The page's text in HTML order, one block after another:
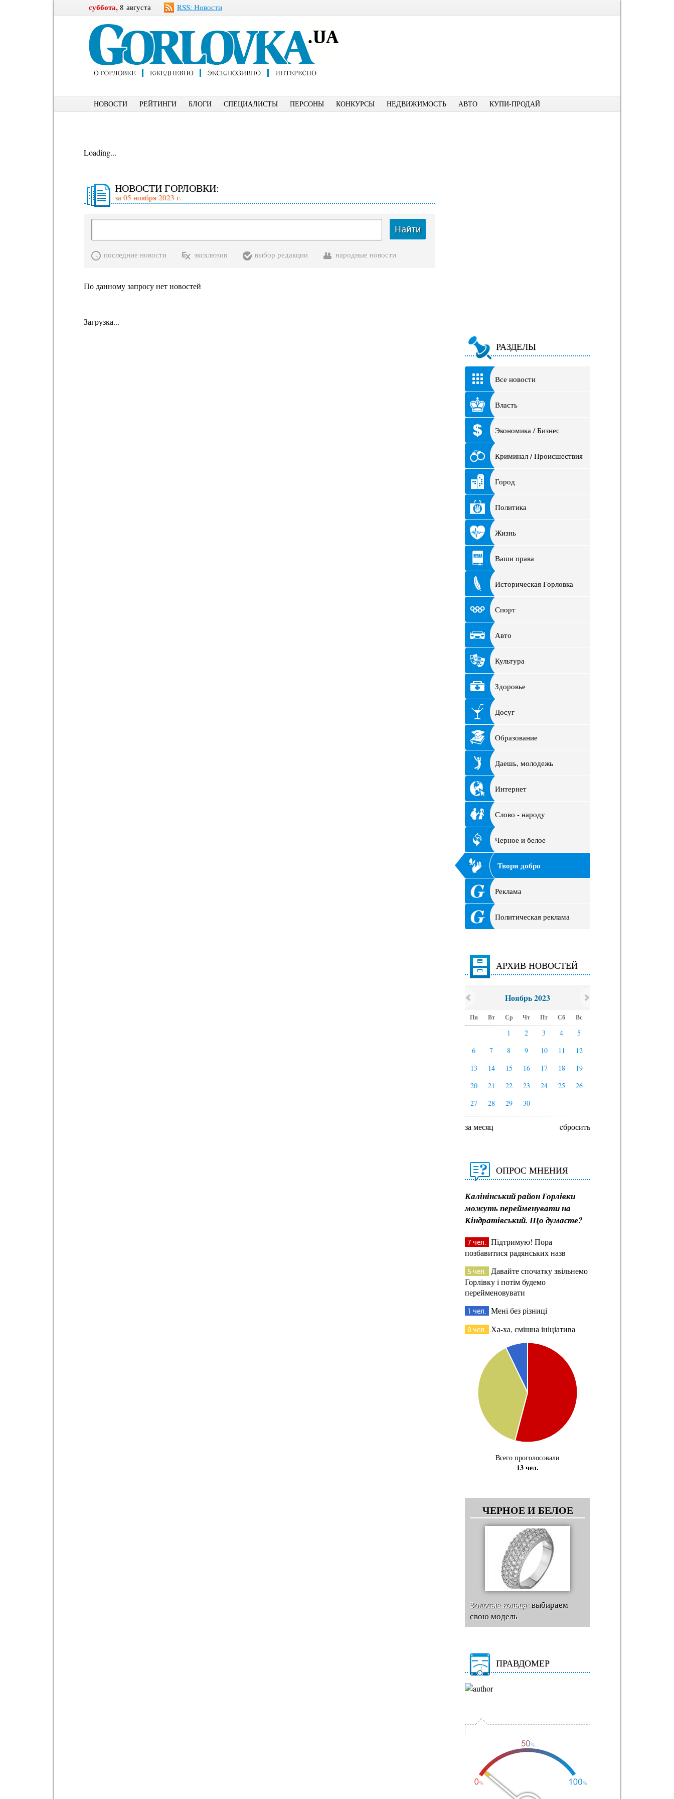
суббота, 8 августа RSS: Новости
НОВОСТИ РЕЙТИНГИ БЛОГИ СПЕЦИАЛИСТЫ ПЕРСОНЫ КОНКУРСЫ НЕДВИЖИМОСТЬ АВТО КУПИ-ПРОДАЙ
Loading...
НОВОСТИ ГОРЛОВКИ:
за 05 ноября 2023 г.
Найти
последние новости эксклюзив выбор редакции народные новости
По данному запросу нет новостей
Загрузка...
РАЗДЕЛЫ
Все новости
Власть
Экономика / Бизнес
Криминал / Происшествия
Город
Политика
Жизнь
Ваши права
Историческая Горловка
Спорт
Авто
Культура
Здоровье
Досуг
Образование
Даешь, молодежь
Интернет
Слово - народу
Черное и белое
Твори добро
Реклама
Политическая реклама
АРХИВ НОВОСТЕЙ
Ноябрь 2023
Пн Вт Ср Чт Пт Сб Вс
1 2 3 4
5
6
7 8 9 10 11
12
13
14 15 16 17 18
19
20
21 22 23 24 25
26
27
28 29 30
за месяц cбросить
ОПРОС МНЕНИЯ
Калінінський район Горлівки
можуть перейменувати на
Кіндратівський. Що думаєте?
7 чел. Підтримую! Пора
позбавитися радянських назв
5 чел. Давайте спочатку звільнемо
Горлівку і потім будемо
перейменовувати
1 чел. Мені без різниці
0 чел. Ха-ха, смішна ініціатива
Всего проголосовали
13 чел.
ЧЕРНОЕ И БЕЛОЕ
Золотые кольца:выбираем
свою модель
ПРАВДОМЕР